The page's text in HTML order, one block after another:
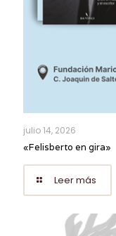
julio 14, 2026
«Felisberto en gira»
Leer más